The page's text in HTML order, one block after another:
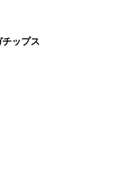
チップス